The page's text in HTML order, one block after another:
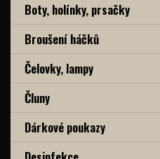
Boty, holínky, prsačky
Broušení háčků
Čelovky, lampy
Čluny
Dárkové poukazy